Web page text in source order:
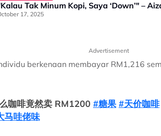
Tak Minum Kopi, Saya ‘Down’" –
17, 2025
Advertisement
berkenaan membayar RM1,216
咖啡竟然卖 RM1200 #糖果 #天价咖啡
哇佬味